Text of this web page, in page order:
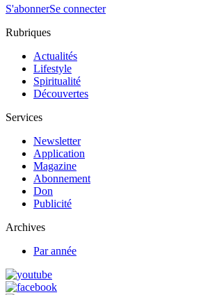
S'abonnerSe connecter
Rubriques
Actualités
Lifestyle
Spiritualité
Découvertes
Services
Newsletter
Application
Magazine
Abonnement
Don
Publicité
Archives
Par année